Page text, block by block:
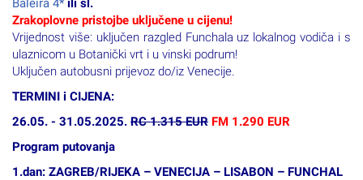
Zrakoplovne pristojbe uključene u cijenu!
Vrijednost više: uključen razgled Funchala uz lokalnog vodiča i s
ulaznicom u Botanički vrt i u vinski podrum!
Uključen autobusni prijevoz do/iz Venecije.
TERMINI i CIJENA:
26.05. - 31.05.2025. RC 1.315 EUR FM 1.290 EUR
Program putovanja
1.dan: ZAGREB/RIJEKA – VENECIJA – LISABON – FUNCHAL